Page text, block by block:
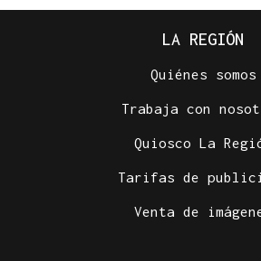
LA REGIÓN
Quiénes somos
Trabaja con
Quiosco La
Tarifas de
Venta de